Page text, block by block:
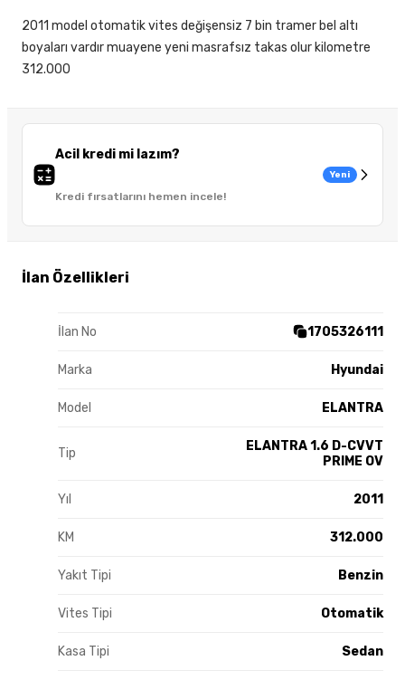
Acil kredi mi lazım?
Kredi fırsatlarını hemen incele!
Yeni
İlan Özellikleri
İlan No 1705326111
Marka Hyundai
Model ELANTRA
Tip
ELANTRA 1.6 D-CVVT
PRIME OV
Yıl 2011
KM 312.000
Yakıt Tipi Benzin
Vites Tipi Otomatik
Kasa Tipi Sedan
2011 model otomatik vites değişensiz 7 bin tramer bel altı
boyaları vardır muayene yeni masrafsız takas olur kilometre
312.000